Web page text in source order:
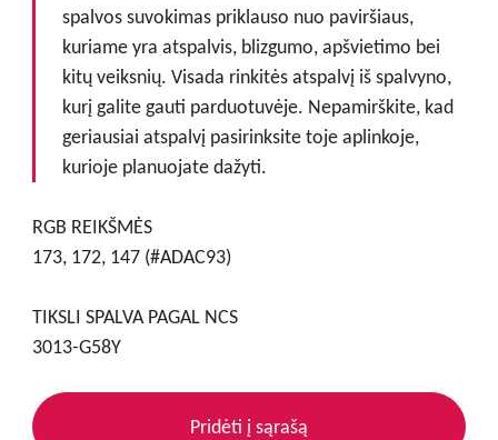
spalvos suvokimas priklauso nuo paviršiaus,
kuriame yra atspalvis, blizgumo, apšvietimo bei
kitų veiksnių. Visada rinkitės atspalvį iš spalvyno,
kurį galite gauti parduotuvėje. Nepamirškite, kad
geriausiai atspalvį pasirinksite toje aplinkoje,
kurioje planuojate dažyti.
RGB REIKŠMĖS
173, 172, 147 (#ADAC93)
TIKSLI SPALVA PAGAL NCS
3013-G58Y
Pridėti į sąrašą